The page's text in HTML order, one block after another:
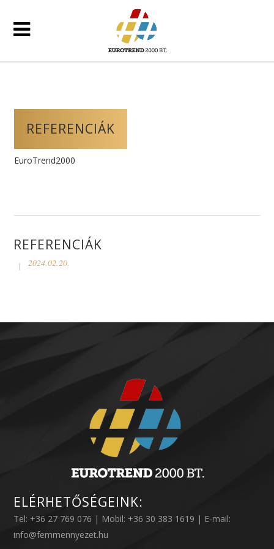
REFERENCIÁK
EuroTrend2000
REFERENCIÁK
2024.02.20.
ELÉRHETŐSÉGEINK:
Tel: +36 27 769 076 | Mobil: +36 30 383 1619 | E-mail:
info@femmennyezet.hu